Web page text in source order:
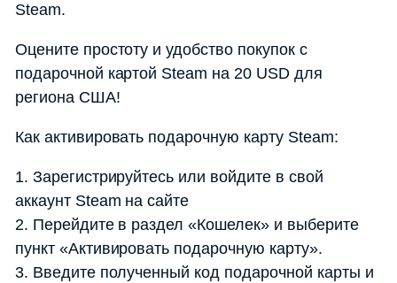
Steam.
Оцените простоту и удобство покупок с
подарочной картой Steam на 20 USD для
региона США!
Как активировать подарочную карту Steam:
1. Зарегистрируйтесь или войдите в свой
аккаунт Steam на сайте
2. Перейдите в раздел «Кошелек» и выберите
пункт «Активировать подарочную карту».
3. Введите полученный код подарочной карты и